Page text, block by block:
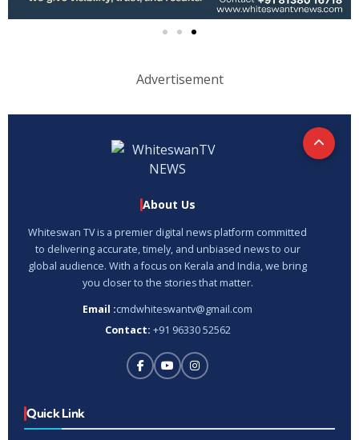
Advertisement
About Us
Whiteswan TV is a premier digital news platform committed
to delivering accurate, timely, and unbiased news to our
global audience. With a focus on Kerala and India, we bring
you closer to the stories that matter.
Email :cmdwhiteswantv@gmail.com
Contact: +91 96330 52562
Quick Link